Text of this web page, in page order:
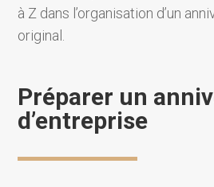
à Z dans l’organisation d’un
original.
Préparer un
d’entreprise